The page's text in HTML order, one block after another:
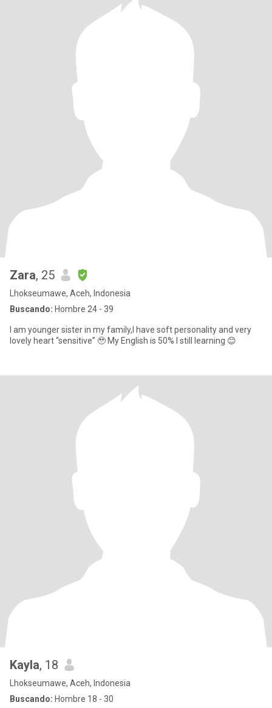
Zara, 25
Lhokseumawe, Aceh, Indonesia
Buscando: Hombre 24 - 39
I am younger sister in my family,I have soft personality and very
lovely heart “sensitive” 🥹 My English is 50% I still learning 😊
Kayla, 18
Lhokseumawe, Aceh, Indonesia
Buscando: Hombre 18 - 30